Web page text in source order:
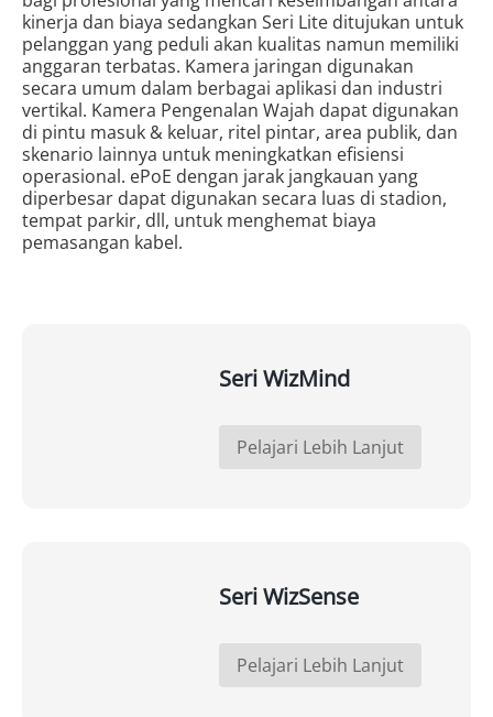
kinerja dan biaya sedangkan Seri Lite ditujukan untuk
pelanggan yang peduli akan kualitas namun memiliki
anggaran terbatas. Kamera jaringan digunakan
secara umum dalam berbagai aplikasi dan industri
vertikal. Kamera Pengenalan Wajah dapat digunakan
di pintu masuk & keluar, ritel pintar, area publik, dan
skenario lainnya untuk meningkatkan efisiensi
operasional. ePoE dengan jarak jangkauan yang
diperbesar dapat digunakan secara luas di stadion,
tempat parkir, dll, untuk menghemat biaya
pemasangan kabel.
Seri WizMind
Pelajari Lebih Lanjut
Seri WizSense
Pelajari Lebih Lanjut